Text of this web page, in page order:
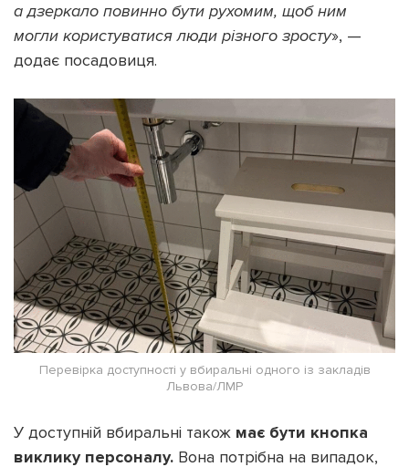
а дзеркало повинно бути рухомим, щоб ним
могли користуватися люди різного зросту», —
додає посадовиця.
Перевірка доступності у вбиральні одного із закладів
Львова/ЛМР
У доступній вбиральні також має бути кнопка
виклику персоналу. Вона потрібна на випадок,